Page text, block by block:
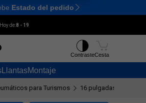
Ctrl M
Estado del pedido
Hoy de:8 - 19
LlantasMontaje
ContrasteCesta
para Turismos 16 pulgadas